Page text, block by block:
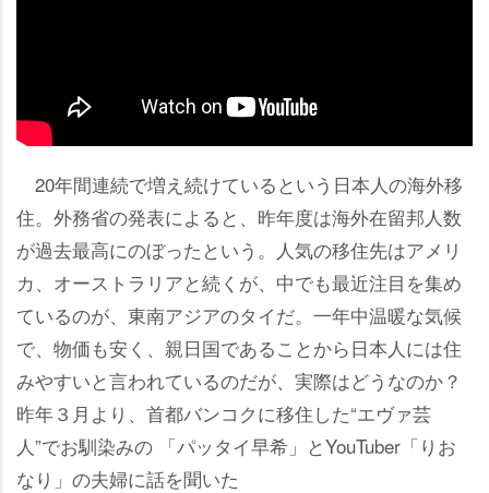
20年間連続で増え続けているという日本人の海外移
住。外務省の発表によると、昨年度は海外在留邦人数
が過去最高にのぼったという。人気の移住先はアメリ
カ、オーストラリアと続くが、中でも最近注目を集め
ているのが、東南アジアのタイだ。一年中温暖な気候
で、物価も安く、親日国であることから日本人には住
みやすいと言われているのだが、実際はどうなのか？
昨年３月より、首都バンコクに移住した“エヴァ芸
人”でお馴染みの 「パッタイ早希」とYouTuber「りお
なり」の夫婦に話を聞いた